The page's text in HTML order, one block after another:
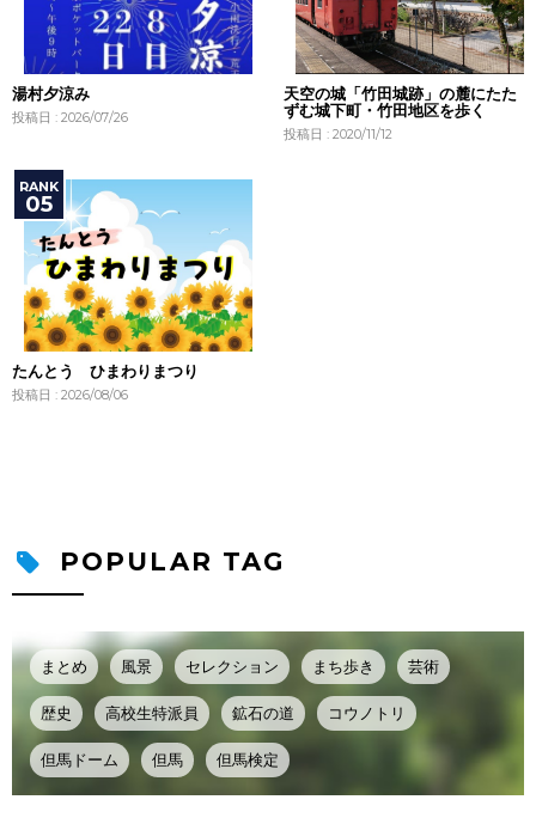
湯村夕涼み
投稿日 : 2026/07/26
天空の城「竹田城跡」の麓にたた
ずむ城下町・竹田地区を歩く
投稿日 : 2020/11/12
たんとう ひまわりまつり
投稿日 : 2026/08/06
POPULAR TAG
まとめ 風景 セレクション まち歩き 芸術
歴史 高校生特派員 鉱石の道 コウノトリ
但馬ドーム 但馬 但馬検定